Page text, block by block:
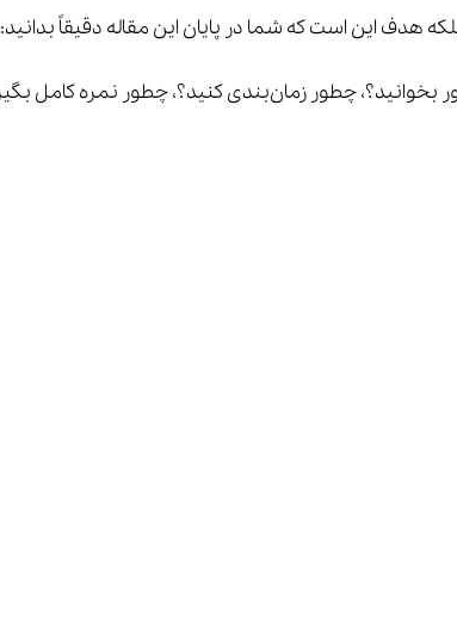
این است که شما در پایان این مقاله دقیقاً بدانید: